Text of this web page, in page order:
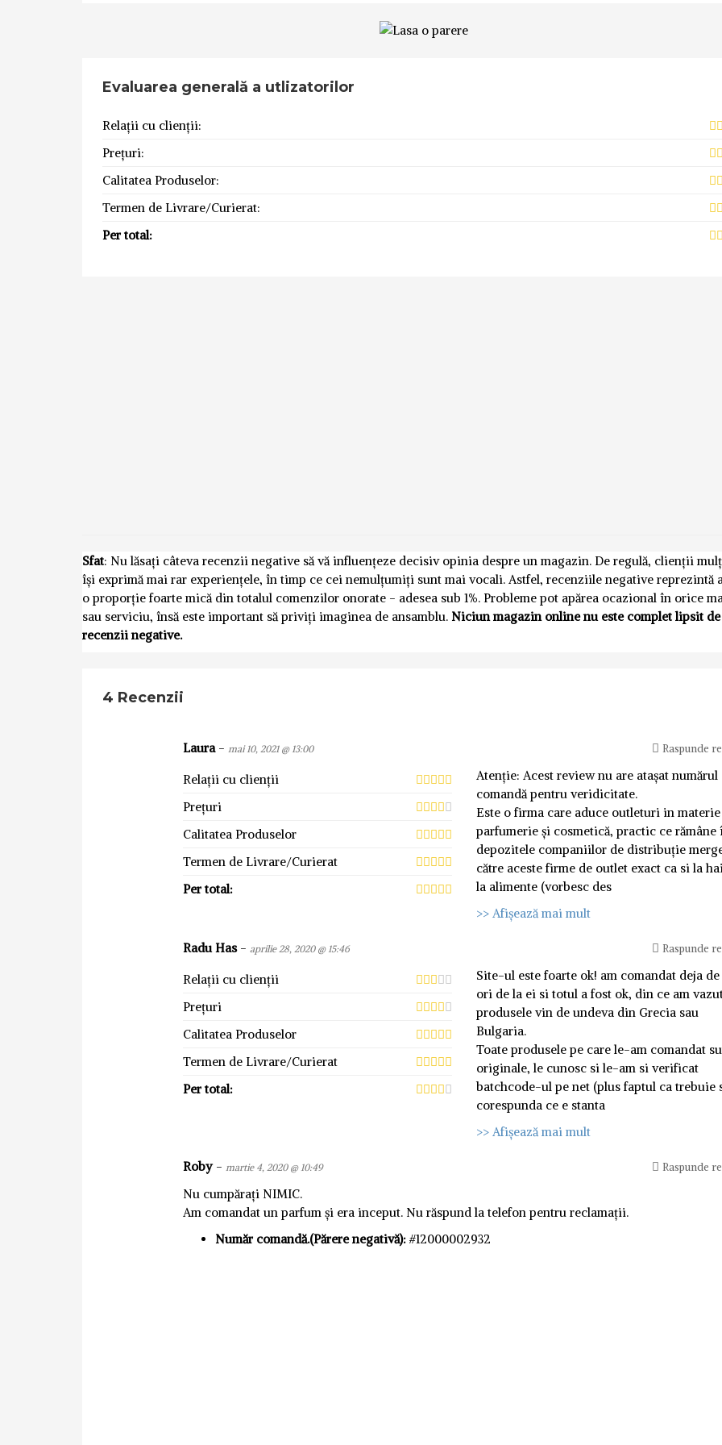
Evaluarea generală a utlizatorilor
Relații cu clienții:
Prețuri:
Calitatea Produselor:
Termen de Livrare/Curierat:
Per total:
Sfat: Nu lăsați câteva recenzii negative să vă influențeze decisiv opinia despre un magazin. De regulă, clienții
își exprimă mai rar experiențele, în timp ce cei nemulțumiți sunt mai vocali. Astfel, recenziile negative reprezintă
o proporție foarte mică din totalul comenzilor onorate - adesea sub 1%. Probleme pot apărea ocazional în orice
sau serviciu, însă este important să priviți imaginea de ansamblu. Niciun magazin online nu este complet lipsit de
recenzii negative.
4 Recenzii
Laura- mai 10, 2021 @ 13:00 Raspunde
Relații cu clienții
Prețuri
Calitatea Produselor
Termen de Livrare/Curierat
Per total:
Atenție: Acest review nu are atașat numărul
comandă pentru veridicitate.
Este o firma care aduce outleturi in
parfumerie și cosmetică, practic ce rămâne
depozitele companiilor de distribuție
către aceste firme de outlet exact ca si la
la alimente (vorbesc des
>> Afișează mai mult
Radu Has- aprilie 28, 2020 @ 15:46 Raspunde
Relații cu clienții
Prețuri
Calitatea Produselor
Termen de Livrare/Curierat
Per total:
Site-ul este foarte ok! am comandat deja de
ori de la ei si totul a fost ok, din ce am
produsele vin de undeva din Grecia sau
Bulgaria.
Toate produsele pe care le-am comandat
originale, le cunosc si le-am si verificat
batchcode-ul pe net (plus faptul ca trebuie
corespunda ce e stanta
>> Afișează mai mult
Roby- martie 4, 2020 @ 10:49 Raspunde
Nu cumpărați NIMIC.
Am comandat un parfum și era inceput. Nu răspund la telefon pentru reclamații.
Număr comandă.(Părere negativă): #12000002932